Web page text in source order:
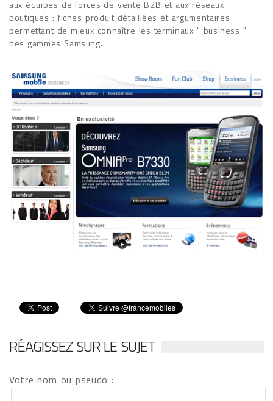
aux équipes de forces de vente B2B et aux réseaux
boutiques : fiches produit détaillées et argumentaires
permettant de mieux connaître les terminaux " business "
des gammes Samsung.
RÉAGISSEZ SUR LE SUJET
Votre nom ou pseudo :